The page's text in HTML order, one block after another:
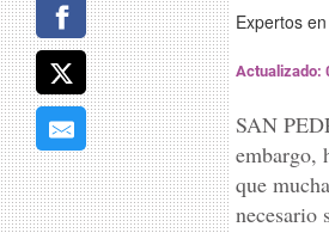
Expertos
Actualizado:
SAN
embargo,
que
necesario